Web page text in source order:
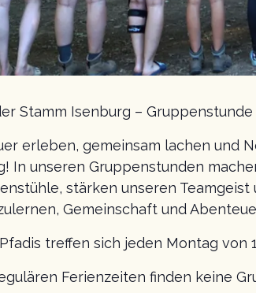
Stamm Isenburg –
erleben, gemeinsam lachen und
In unseren Gruppenstunden
stärken unseren
Gemeinschaft und
treffen sich jeden Montag von
Ferienzeiten finden keine